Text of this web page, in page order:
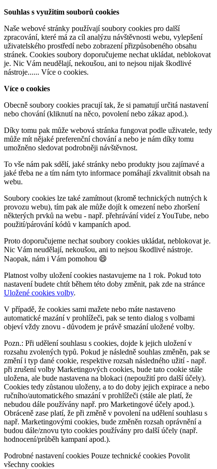
Souhlas s využitím souborů cookies
Naše webové stránky používají soubory cookies pro další
zpracování, které má za cíl analýzu návštěvnosti webu, vylepšení
uživatelského prostředí nebo zobrazení přizpůsobeného obsahu
stránek. Cookies soubory doporučujeme nechat ukládat, neblokovat
je. Nic Vám neudělají, nekoušou, ani to nejsou nijak škodlivé
nástroje...... Více o cookies.
Více o cookies
Obecně soubory cookies pracují tak, že si pamatují určitá nastavení
nebo chování (kliknutí na něco, povolení nebo zákaz apod.).
Díky tomu pak může webová stránka fungovat podle uživatele, tedy
může mít nějaké preferenční chování a nebo je nám díky tomu
umožněno sledovat podrobněji návštěvnost.
To vše nám pak sdělí, jaké stránky nebo produkty jsou zajímavé a
jaké třeba ne a tím nám tyto informace pomáhají zkvalitnit obsah na
webu.
Soubory cookies lze také zamítnout (kromě technických nutných k
provozu webu), tím pak ale může dojít k omezení nebo zhoršení
některých prvků na webu - např. přehrávání videí z YouTube, nebo
použití/párování kódů v kampaních apod.
Proto doporučujeme nechat soubory cookies ukládat, neblokovat je.
Nic Vám neudělají, nekoušou, ani to nejsou škodlivé nástroje.
Naopak, nám i Vám pomohou 😄
Platnost volby uložení cookies nastavujeme na 1 rok. Pokud toto
nastavení budete chtít během této doby změnit, pak zde na stránce
Uložené cookies volby.
V případě, že cookies sami mažete nebo máte nastaveno
automatické mazání v prohlížeči, pak se tento dialog s volbami
objeví vždy znovu - důvodem je právě smazání uložené volby.
Pozn.: Při udělení souhlasu s cookies, dojde k jejich uložení v
rozsahu zvolených typů. Pokud je následně souhlas změněn, pak se
změní i typ dané cookie, respektive rozsah následného užití - např.
při zrušení volby Marketingových cookies, bude tato cookie stále
uložena, ale bude nastavena na blokaci (nepoužití pro další účely).
Cookies tedy zůstanou uloženy, a to do doby jejich expirace a nebo
ručního/automatického smazání v prohlížeči (stále ale platí, že
nebudou dále používány např. pro Marketingové účely apod.).
Obráceně zase platí, že při změně v povolení na udělení souhlasu s
např. Marketingovými cookies, bude změněn rozsah oprávnění a
budou dále/znovu tyto cookies používány pro další účely (např.
hodnocení/průběh kampaní apod.).
Podrobné nastavení cookies Pouze technické cookies Povolit
všechny cookies